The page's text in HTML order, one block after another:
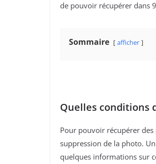
de pouvoir récupérer dans
Sommaire afficher
Quelles conditions
Pour pouvoir récupérer
suppression de la photo.
quelques informations sur